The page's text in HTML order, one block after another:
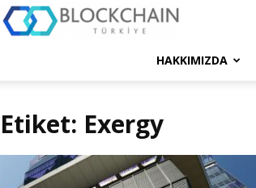
Türkiye
HAKKIMIZDA
Etiket: Exergy